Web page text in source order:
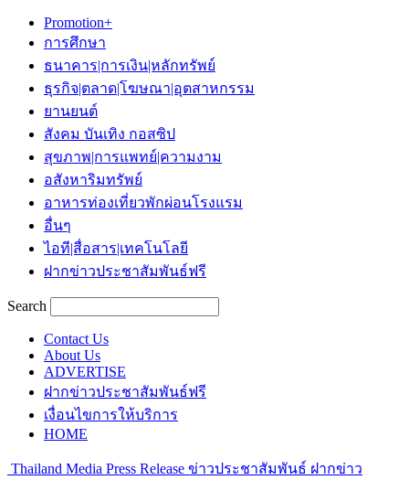
Promotion+
การศึกษา
ธนาคาร|การเงิน|หลักทรัพย์
ธุรกิจ|ตลาด|โฆษณา|อุตสาหกรรม
ยานยนต์
สังคม บันเทิง กอสซิป
สุขภาพ|การแพทย์|ความงาม
อสังหาริมทรัพย์
อาหารท่องเที่ยวพักผ่อนโรงแรม
อื่นๆ
ไอที|สื่อสาร|เทคโนโลยี
ฝากข่าวประชาสัมพันธ์ฟรี
Search
Contact Us
About Us
ADVERTISE
ฝากข่าวประชาสัมพันธ์ฟรี
เงื่อนไขการให้บริการ
HOME
Thailand Media Press Release ข่าวประชาสัมพันธ์ ฝากข่าว